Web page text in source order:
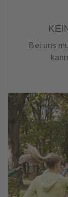
Bei uns